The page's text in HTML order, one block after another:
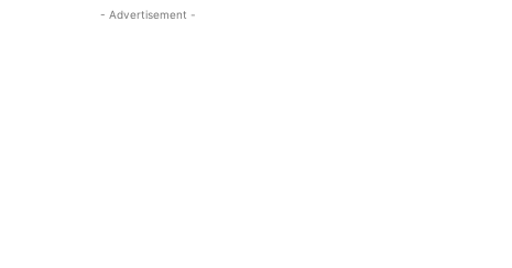
- Advertisement -